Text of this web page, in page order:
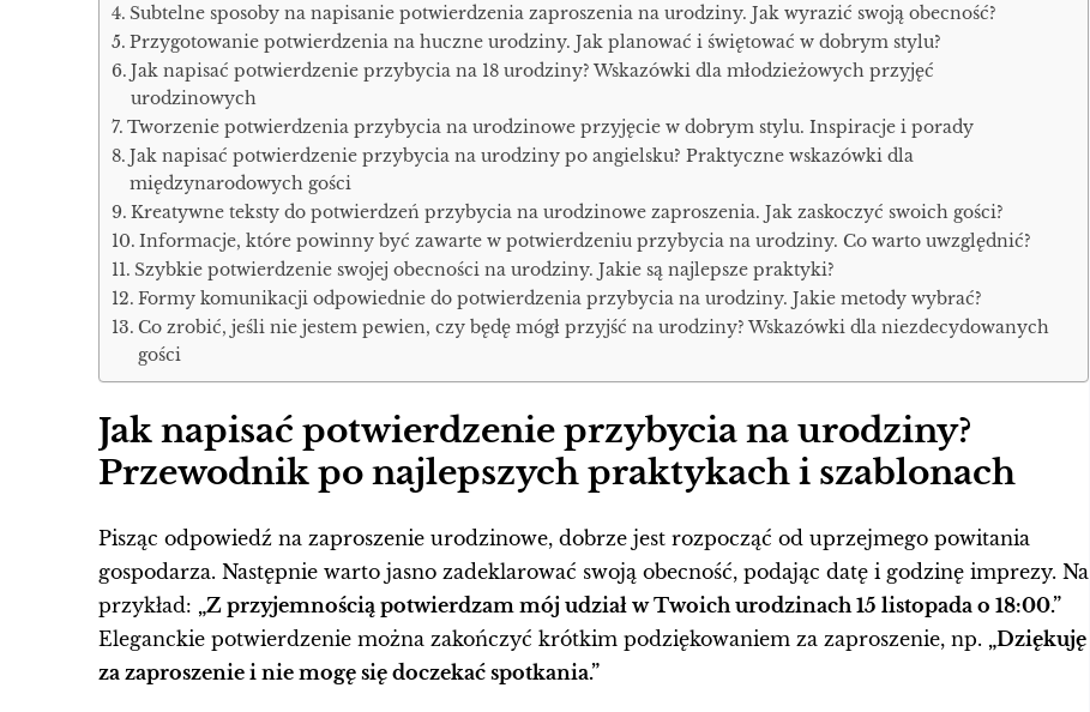
Subtelne sposoby na napisanie potwierdzenia zaproszenia na urodziny. Jak wyrazić swoją obecność?
Przygotowanie potwierdzenia na huczne urodziny. Jak planować i świętować w dobrym stylu?
Jak napisać potwierdzenie przybycia na 18 urodziny? Wskazówki dla młodzieżowych przyjęć
urodzinowych
Tworzenie potwierdzenia przybycia na urodzinowe przyjęcie w dobrym stylu. Inspiracje i porady
Jak napisać potwierdzenie przybycia na urodziny po angielsku? Praktyczne wskazówki dla
międzynarodowych gości
Kreatywne teksty do potwierdzeń przybycia na urodzinowe zaproszenia. Jak zaskoczyć swoich gości?
Informacje, które powinny być zawarte w potwierdzeniu przybycia na urodziny. Co warto uwzględnić?
Szybkie potwierdzenie swojej obecności na urodziny. Jakie są najlepsze praktyki?
Formy komunikacji odpowiednie do potwierdzenia przybycia na urodziny. Jakie metody wybrać?
Co zrobić, jeśli nie jestem pewien, czy będę mógł przyjść na urodziny? Wskazówki dla niezdecydowanych
gości
Jak napisać potwierdzenie przybycia na urodziny?
Przewodnik po najlepszych praktykach i szablonach
Pisząc odpowiedź na zaproszenie urodzinowe, dobrze jest rozpocząć od uprzejmego powitania
gospodarza. Następnie warto jasno zadeklarować swoją obecność, podając datę i godzinę imprezy. Na
przykład: „Z przyjemnością potwierdzam mój udział w Twoich urodzinach 15 listopada o 18:00.”
Eleganckie potwierdzenie można zakończyć krótkim podziękowaniem za zaproszenie, np. „Dziękuję
za zaproszenie i nie mogę się doczekać spotkania.”